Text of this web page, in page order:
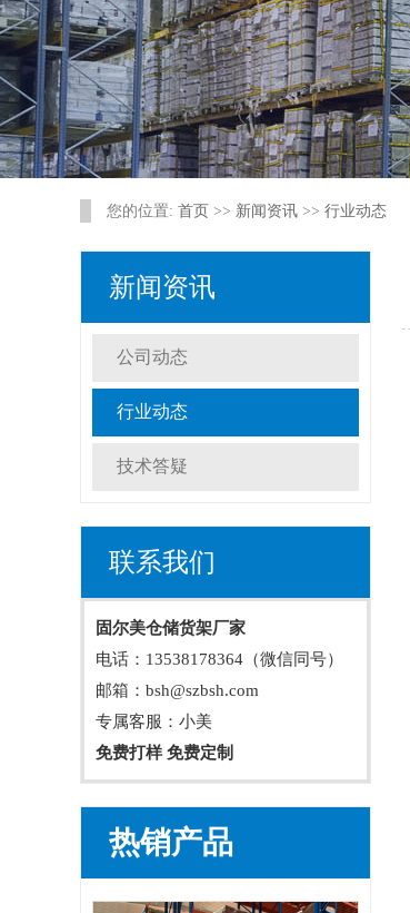
您的位置: 首页 >> 新闻资讯 >> 行业动态
新闻资讯
公司动态
行业动态
技术答疑
联系我们
固尔美仓储货架厂家
电话：13538178364（微信同号）
邮箱：bsh@szbsh.com
专属客服：小美
免费打样 免费定制
热销产品